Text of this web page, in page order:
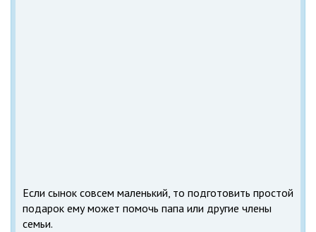
Если сынок совсем маленький, то подготовить простой
подарок ему может помочь папа или другие члены
семьи.